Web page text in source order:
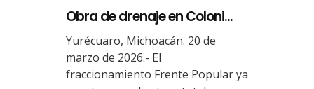
Obra de drenaje en Coloni...
Yurécuaro, Michoacán. 20 de
marzo de 2026.- El
fraccionamiento Frente Popular ya